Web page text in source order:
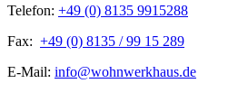
Telefon: +49 (0) 8135 9915288
Fax: +49 (0) 8135 / 99 15 289
E-Mail: info@wohnwerkhaus.de